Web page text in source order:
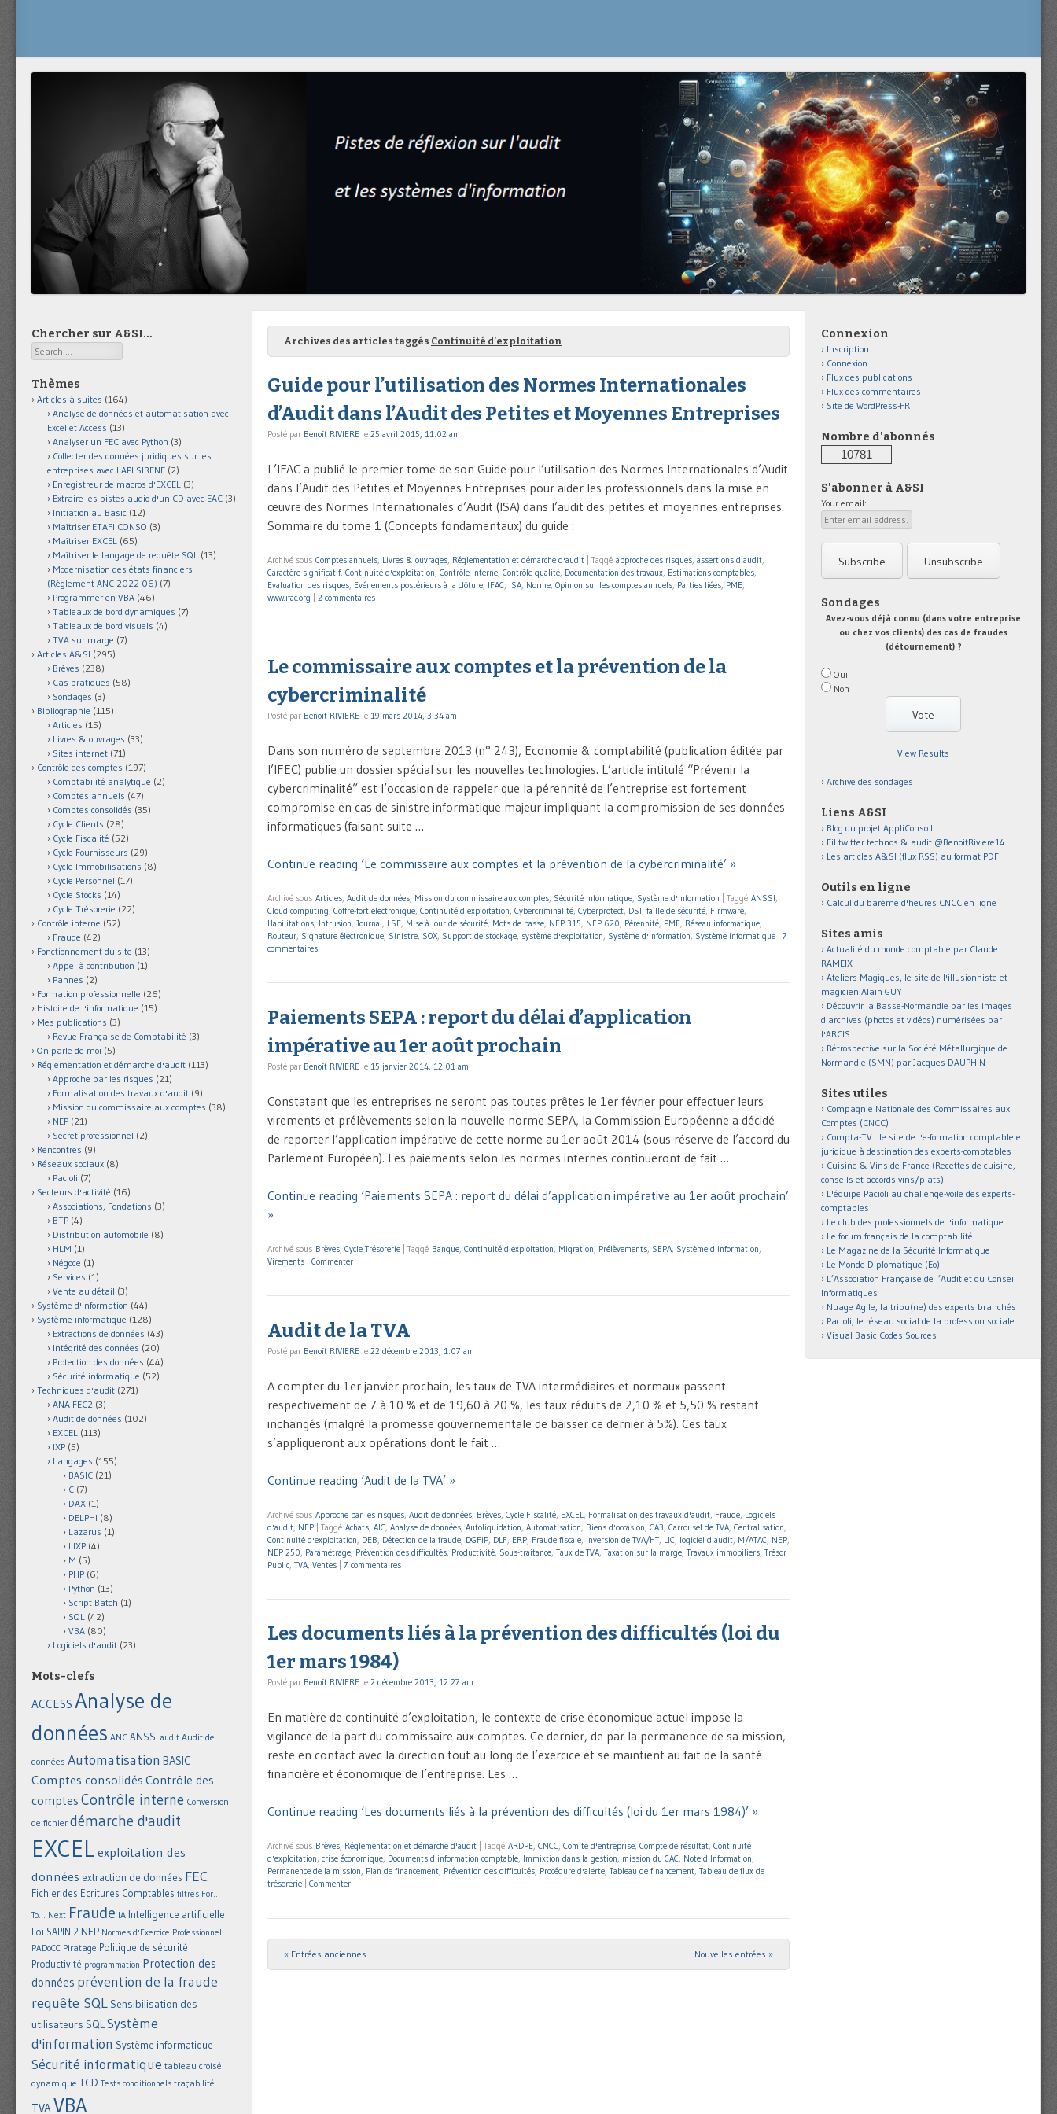
Archives des articles taggés Continuité d’exploitation
Guide pour l’utilisation des Normes Internationales
d’Audit dans l’Audit des Petites et Moyennes Entreprises
Posté par Benoît RIVIERE le 25 avril 2015, 11:02 am
L’IFAC a publié le premier tome de son Guide pour l’utilisation des Normes Internationales d’Audit
dans l’Audit des Petites et Moyennes Entreprises pour aider les professionnels dans la mise en
œuvre des Normes Internationales d’Audit (ISA) dans l’audit des petites et moyennes entreprises.
Sommaire du tome 1 (Concepts fondamentaux) du guide :
Archivé sous Comptes annuels, Livres & ouvrages, Réglementation et démarche d'audit Taggé approche des risques, assertions d’audit,
Caractère significatif, Continuité d'exploitation, Contrôle interne, Contrôle qualité, Documentation des travaux, Estimations comptables,
Evaluation des risques, Evénements postérieurs à la clôture, IFAC, ISA, Norme, Opinion sur les comptes annuels, Parties liées, PME,
www.ifac.org
2 commentaires
Le commissaire aux comptes et la prévention de la
cybercriminalité
Posté par Benoît RIVIERE le 19 mars 2014, 3:34 am
Dans son numéro de septembre 2013 (n° 243), Economie & comptabilité (publication éditée par
l’IFEC) publie un dossier spécial sur les nouvelles technologies. L’article intitulé “Prévenir la
cybercriminalité” est l’occasion de rappeler que la pérennité de l’entreprise est fortement
compromise en cas de sinistre informatique majeur impliquant la compromission de ses données
informatiques (faisant suite …
Continue reading ‘Le commissaire aux comptes et la prévention de la cybercriminalité’ »
Archivé sous Articles, Audit de données, Mission du commissaire aux comptes, Sécurité informatique, Système d'information Taggé ANSSI,
Cloud computing, Coffre-fort électronique, Continuité d'exploitation, Cybercriminalité, Cyberprotect, DSI, faille de sécurité, Firmware,
Habilitations, Intrusion, Journal, LSF, Mise à jour de sécurité, Mots de passe, NEP 315, NEP 620, Pérennité, PME, Réseau informatique,
Routeur, Signature électronique, Sinistre, SOX, Support de stockage, système d'exploitation, Système d'information, Système informatique
7
commentaires
Paiements SEPA : report du délai d’application
impérative au 1er août prochain
Posté par Benoît RIVIERE le 15 janvier 2014, 12:01 am
Constatant que les entreprises ne seront pas toutes prêtes le 1er février pour effectuer leurs
virements et prélèvements selon la nouvelle norme SEPA, la Commission Européenne a décidé
de reporter l’application impérative de cette norme au 1er août 2014 (sous réserve de l’accord du
Parlement Européen). Les paiements selon les normes internes continueront de fait …
Continue reading ‘Paiements SEPA : report du délai d’application impérative au 1er août prochain’
»
Archivé sous Brèves, Cycle Trésorerie Taggé Banque, Continuité d'exploitation, Migration, Prélèvements, SEPA, Système d'information,
Virements
Commenter
Audit de la TVA
Posté par Benoît RIVIERE le 22 décembre 2013, 1:07 am
A compter du 1er janvier prochain, les taux de TVA intermédiaires et normaux passent
respectivement de 7 à 10 % et de 19,60 à 20 %, les taux réduits de 2,10 % et 5,50 % restant
inchangés (malgré la promesse gouvernementale de baisser ce dernier à 5%). Ces taux
s’appliqueront aux opérations dont le fait …
Continue reading ‘Audit de la TVA’ »
Archivé sous Approche par les risques Audit de données Brèves Cycle Fiscalité EXCEL Formalisation des travaux d'audit Fraude Logiciels
d'audit NEP Taggé Achats AIC Analyse de données Autoliquidation Automatisation Biens d'occasion CA3 Carrousel de TVA Centralisation
Continuité d'exploitation DEB Détection de la fraude DGFiP DLF ERP Fraude fiscale Inversion de TVA/HT LIC logiciel d'audit M/ATAC NEP
NEP 250 Paramétrage Prévention des difficultés Productivité Sous-traitance Taux de TVA Taxation sur la marge Travaux immobiliers Trésor
Public TVA Ventes 7 commentaires
Les documents liés à la prévention des difficultés (loi du
1er mars 1984)
Posté par Benoît RIVIERE le 2 décembre 2013, 12:27 am
En matière de continuité d’exploitation, le contexte de crise économique actuel impose la
vigilance de la part du commissaire aux comptes. Ce dernier, de par la permanence de sa mission,
reste en contact avec la direction tout au long de l’exercice et se maintient au fait de la santé
financière et économique de l’entreprise. Les …
Continue reading ‘Les documents liés à la prévention des difficultés (loi du 1er mars 1984)’ »
Archivé sous Brèves, Réglementation et démarche d'audit Taggé ARDPE, CNCC, Comité d'entreprise, Compte de résultat, Continuité
d'exploitation, crise économique, Documents d'information comptable, Immixtion dans la gestion, mission du CAC, Note d'Information,
Permanence de la mission, Plan de financement, Prévention des difficultés, Procédure d'alerte, Tableau de financement, Tableau de flux de
trésorerie
Commenter
Post navigation
« Entrées anciennes Nouvelles entrées »
Chercher sur A&SI…
Search
Thèmes
Articles à suites (164)
Analyse de données et automatisation avec
Excel et Access (13)
Analyser un FEC avec Python (3)
Collecter des données juridiques sur les
entreprises avec l'API SIRENE (2)
Enregistreur de macros d'EXCEL (3)
Extraire les pistes audio d'un CD avec EAC (3)
Initiation au Basic (12)
Maîtriser ETAFI CONSO (3)
Maîtriser EXCEL (65)
Maîtriser le langage de requête SQL (13)
Modernisation des états financiers
(Règlement ANC 2022-06) (7)
Programmer en VBA (46)
Tableaux de bord dynamiques (7)
Tableaux de bord visuels (4)
TVA sur marge (7)
Articles A&SI (295)
Brèves (238)
Cas pratiques (58)
Sondages (3)
Bibliographie (115)
Articles (15)
Livres & ouvrages (33)
Sites internet (71)
Contrôle des comptes (197)
Comptabilité analytique (2)
Comptes annuels (47)
Comptes consolidés (35)
Cycle Clients (28)
Cycle Fiscalité (52)
Cycle Fournisseurs (29)
Cycle Immobilisations (8)
Cycle Personnel (17)
Cycle Stocks (14)
Cycle Trésorerie (22)
Contrôle interne (52)
Fraude (42)
Fonctionnement du site (13)
Appel à contribution (1)
Pannes (2)
Formation professionnelle (26)
Histoire de l'informatique (15)
Mes publications (3)
Revue Française de Comptabilité (3)
On parle de moi (5)
Réglementation et démarche d'audit (113)
Approche par les risques (21)
Formalisation des travaux d'audit (9)
Mission du commissaire aux comptes (38)
NEP (21)
Secret professionnel (2)
Rencontres (9)
Réseaux sociaux (8)
Pacioli (7)
Secteurs d'activité (16)
Associations, Fondations (3)
BTP (4)
Distribution automobile (8)
HLM (1)
Négoce (1)
Services (1)
Vente au détail (3)
Système d'information (44)
Système informatique (128)
Extractions de données (43)
Intégrité des données (20)
Protection des données (44)
Sécurité informatique (52)
Techniques d'audit (271)
ANA-FEC2 (3)
Audit de données (102)
EXCEL (113)
IXP (5)
Langages (155)
BASIC (21)
C (7)
DAX (1)
DELPHI (8)
Lazarus (1)
LIXP (4)
M (5)
PHP (6)
Python (13)
Script Batch (1)
SQL (42)
VBA (80)
Logiciels d'audit (23)
Mots-clefs
ACCESS Analyse de
données ANC ANSSI audit Audit de
données Automatisation BASIC
Comptes consolidés Contrôle des
comptes Contrôle interne Conversion
de fichier démarche d'audit
EXCEL exploitation des
données extraction de données FEC
Fichier des Ecritures Comptables filtres For...
To... Next Fraude IA Intelligence artificielle
Loi SAPIN 2 NEP Normes d'Exercice Professionnel
PADoCC Piratage Politique de sécurité
Productivité programmation Protection des
données prévention de la fraude
requête SQL Sensibilisation des
utilisateurs SQLSystème
d'information Système informatique
Sécurité informatique tableau croisé
dynamique TCD Tests conditionnels traçabilité
TVAVBA
Connexion
Inscription
Connexion
Flux des publications
Flux des commentaires
Site de WordPress-FR
Nombre d'abonnés
10781
S'abonner à A&SI
Your email:
Sondages
Avez-vous déjà connu (dans votre entreprise
ou chez vos clients) des cas de fraudes
(détournement) ?
Oui
Non
View Results
Archive des sondages
Liens A&SI
Blog du projet AppliConso II
Fil twitter technos & audit @BenoitRiviere14
Les articles A&SI (flux RSS) au format PDF
Outils en ligne
Calcul du barème d'heures CNCC en ligne
Sites amis
Actualité du monde comptable par Claude
RAMEIX
Ateliers Magiques, le site de l'illusionniste et
magicien Alain GUY
Découvrir la Basse-Normandie par les images
d'archives (photos et vidéos) numérisées par
l'ARCIS
Rétrospective sur la Société Métallurgique de
Normandie (SMN) par Jacques DAUPHIN
Sites utiles
Compagnie Nationale des Commissaires aux
Comptes (CNCC)
Compta-TV : le site de l'e-formation comptable et
juridique à destination des experts-comptables
Cuisine & Vins de France (Recettes de cuisine,
conseils et accords vins/plats)
L'équipe Pacioli au challenge-voile des experts-
comptables
Le club des professionnels de l'informatique
Le forum français de la comptabilité
Le Magazine de la Sécurité Informatique
Le Monde Diplomatique (Eo)
L’Association Française de l’Audit et du Conseil
Informatiques
Nuage Agile, la tribu(ne) des experts branchés
Pacioli, le réseau social de la profession sociale
Visual Basic Codes Sources